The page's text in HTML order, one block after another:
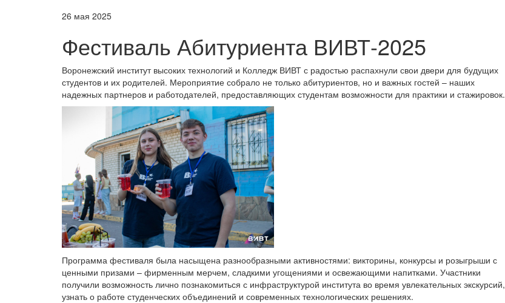
26 мая 2025
Фестиваль Абитуриента ВИВТ-2025
Воронежский институт высоких технологий и Колледж ВИВТ с радостью распахнули свои двери для будущих
студентов и их родителей. Мероприятие собрало не только абитуриентов, но и важных гостей – наших
надежных партнеров и работодателей, предоставляющих студентам возможности для практики и стажировок.
Программа фестиваля была насыщена разнообразными активностями: викторины, конкурсы и розыгрыши с
ценными призами – фирменным мерчем, сладкими угощениями и освежающими напитками. Участники
получили возможность лично познакомиться с инфраструктурой института во время увлекательных экскурсий,
узнать о работе студенческих объединений и современных технологических решениях.